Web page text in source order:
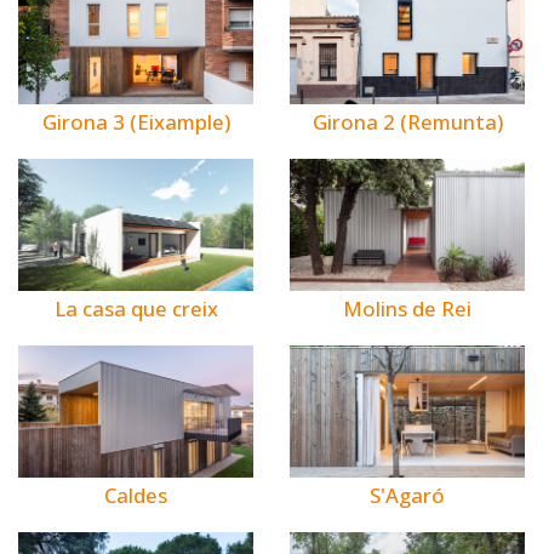
Girona 3 (Eixample) Girona 2 (Remunta)
La casa que creix Molins de Rei
Caldes S'Agaró